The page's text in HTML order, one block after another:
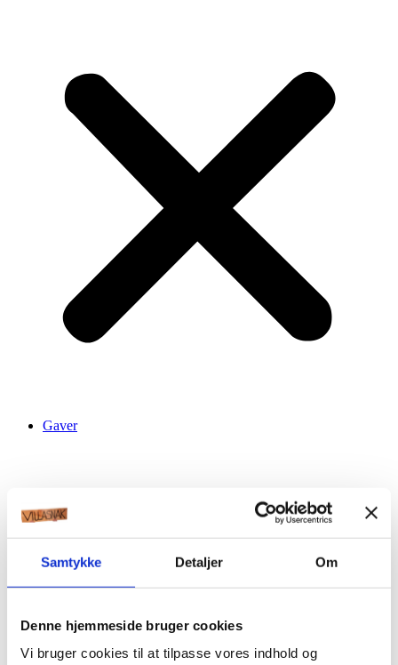
Samtykke Detaljer Om
Denne hjemmeside bruger cookies
Vi bruger cookies til at tilpasse vores indhold og
Gaver